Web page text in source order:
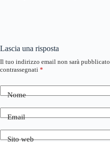
Lascia una risposta
Il tuo indirizzo email non sarà pubblicato.
contrassegnati *
Nome
Email
Sito web